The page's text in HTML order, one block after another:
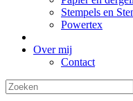
Stempels en
Powertex
Over mij
Contact